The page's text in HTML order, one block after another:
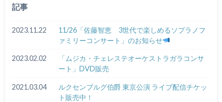
記事
2023.11.22
11/26「佐藤智恵 3世代で楽しめるソプラノフ
ァミリーコンサート」のお知らせ
2023.02.02
「ムジカ・チェレステオーケストラガラコンサ
ート」DVD販売
2021.03.04
ルクセンブルグ伯爵 東京公演 ライブ配信チケッ
ト販売中！